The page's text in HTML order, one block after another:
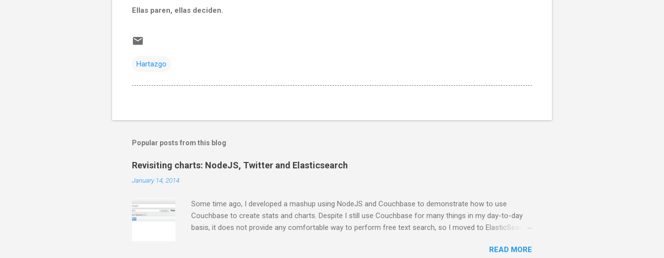
Ellas paren, ellas deciden.
Hartazgo
Popular posts from this blog
Revisiting charts: NodeJS, Twitter and Elasticsearch
January 14, 2014
Some time ago, I developed a mashup using NodeJS and Couchbase to demonstrate how to use
Couchbase to create stats and charts. Despite I still use Couchbase for many things in my day-to-day
basis, it does not provide any comfortable way to perform free text search, so I moved to ElasticSearch
gets tweets from Twitter stream, stores them into ElasticSearch and get some charts about them. First
READ MORE